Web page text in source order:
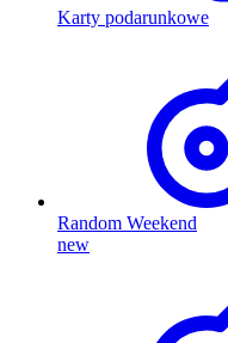
Karty podarunkowe
Random Weekend
new